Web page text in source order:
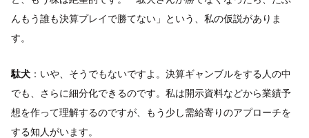
んもう誰も決算プレイで勝てない」という、私の仮説がありま
す。
駄犬 ：いや、そうでもないですよ。決算ギャンブルをする人の中
でも、さらに細分化できるのです。私は開示資料などから業績予
想を作って理解するのですが、もう少し需給寄りのアプローチを
する知人がいます。